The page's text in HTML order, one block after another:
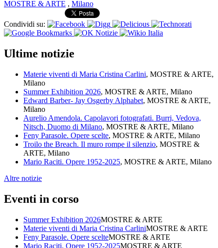
MOSTRE & ARTE , Milano
Condividi su:
Ultime notizie
Materie viventi di Maria Cristina Carlini, MOSTRE & ARTE,
Milano
Summer Exhibition 2026, MOSTRE & ARTE, Milano
Edward Barber- Jay Osgerby Alphabet, MOSTRE & ARTE,
Milano
Aurelio Amendola. Capolavori fotografati. Burri, Vedova,
Nitsch, Duomo di Milano, MOSTRE & ARTE, Milano
Feny Parasole. Opere scelte, MOSTRE & ARTE, Milano
Troilo the Breach. Il muro rompe il silenzio, MOSTRE &
ARTE, Milano
Mario Raciti. Opere 1952-2025, MOSTRE & ARTE, Milano
Altre notizie
Eventi in corso
Summer Exhibition 2026MOSTRE & ARTE
Materie viventi di Maria Cristina CarliniMOSTRE & ARTE
Feny Parasole. Opere scelteMOSTRE & ARTE
Mario Raciti. Opere 1952-2025MOSTRE & ARTE